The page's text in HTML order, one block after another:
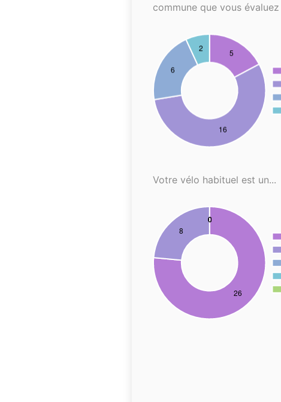
commune que vous évaluez
Votre vélo habituel est un...